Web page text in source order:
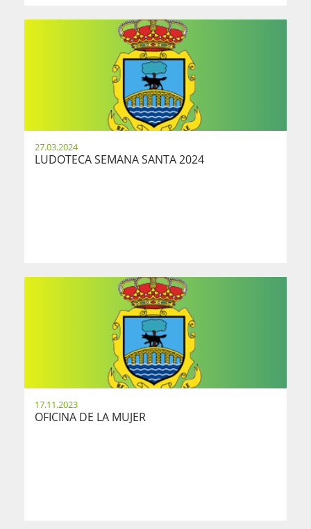
27.03.2024
LUDOTECA SEMANA SANTA 2024
17.11.2023
OFICINA DE LA MUJER